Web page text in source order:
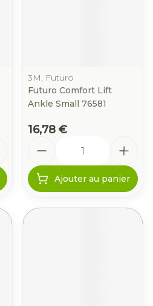
3M, Futuro
Futuro Comfort Lift
Ankle Small 76581
16,78 €
Ajouter au panier